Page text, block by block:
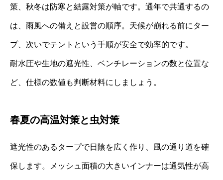
策、秋冬は防寒と結露対策が軸です。通年で共通するの
は、雨風への備えと設営の順序。天候が崩れる前にター
プ、次いでテントという手順が安全で効率的です。
耐水圧や生地の遮光性、ベンチレーションの数と位置な
ど、仕様の数値も判断材料にしましょう。
春夏の高温対策と虫対策
遮光性のあるタープで日陰を広く作り、風の通り道を確
保します。メッシュ面積の大きいインナーは通気性が高